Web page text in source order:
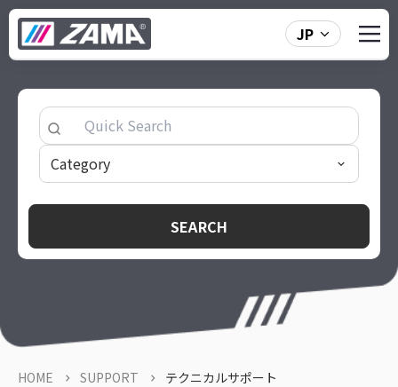
JP
Category
Category
SEARCH
HOME SUPPORT テクニカルサポート